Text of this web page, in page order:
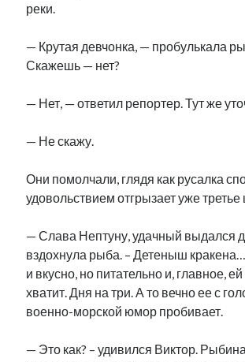
реки.
— Крутая девчонка, — пробулькала
Скажешь — нет?
— Нет, — ответил репортер. Тут же
— Не скажу.
Они помолчали, глядя как русалка
удовольствием отгрызает уже
— Слава Нептуну, удачный выдался
вздохнула рыба. – Детеныш
и вкусно, но питательно и, главное,
хватит. Дня на три. А то вечно ее с
военно-морской юмор пробивает.
— Это как? – удивился Виктор.